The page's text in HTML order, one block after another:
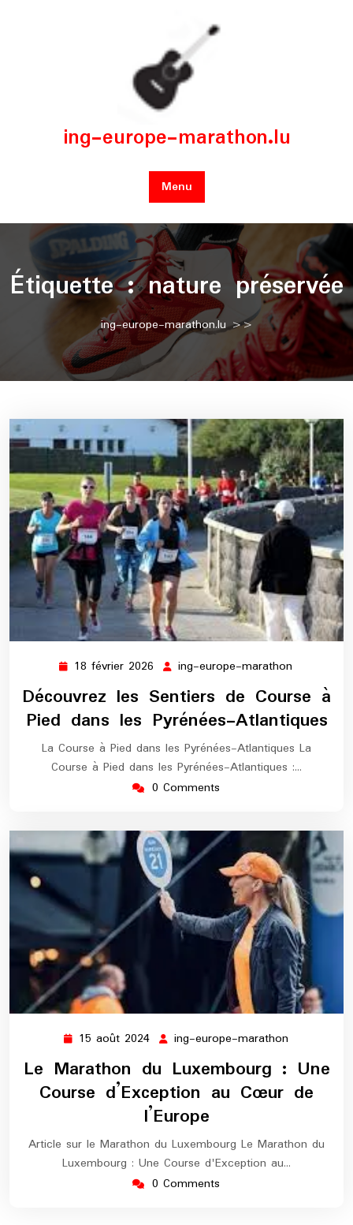
ing-europe-marathon.lu
Menu
Étiquette :nature préservée
ing-europe-marathon.lu>>
18 février 2026 18
février
2026
ing-europe-marathon
europe-
marathon
Découvrez les Sentiers de Course à
Pied dans les Pyrénées-Atlantiques
La Course à Pied dans les Pyrénées-Atlantiques La
Course à Pied dans les Pyrénées-Atlantiques :…
0 Comments
15 août 2024 15
août
2024
ing-europe-marathon
europe-
marathon
Le Marathon du Luxembourg : Une
Course d’Exception au Cœur de
l’Europe
Article sur le Marathon du Luxembourg Le Marathon du
Luxembourg : Une Course d'Exception au…
0 Comments